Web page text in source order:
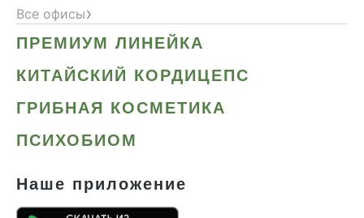
Все офисы›
ПРЕМИУМ ЛИНЕЙКА
КИТАЙСКИЙ КОРДИЦЕПС
ГРИБНАЯ КОСМЕТИКА
ПСИХОБИОМ
Наше приложение